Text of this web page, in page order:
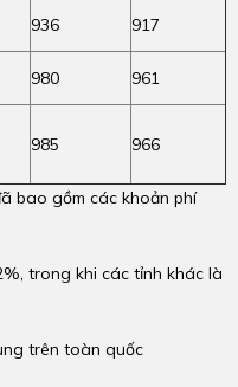
936
917
980
961
985 966
bao gồm các khoản phí
trong khi các tỉnh khác là
trên toàn quốc